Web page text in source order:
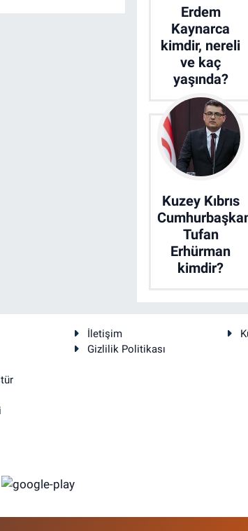
Erdem
Kaynarca
kimdir, nereli
ve kaç
yaşında?
Kuzey Kıbrıs
Tufan
Erhürman
kimdir?
İletişim
Gizlilik Politikası